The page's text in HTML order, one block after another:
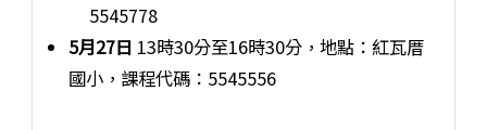
5545778
5月27日 13時30分至16時30分，地點：紅瓦厝
國小，課程代碼：5545556